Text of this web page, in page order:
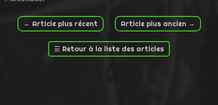
← Article plus récent Article plus ancien →
☰ Retour à la liste des articles